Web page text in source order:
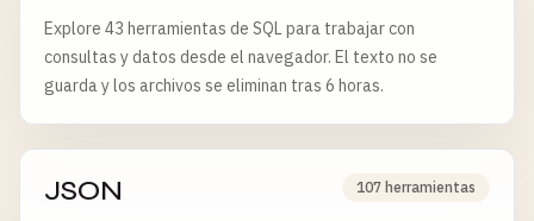
Explore 43 herramientas de SQL para trabajar con
consultas y datos desde el navegador. El texto no se
guarda y los archivos se eliminan tras 6 horas.
JSON 107 herramientas